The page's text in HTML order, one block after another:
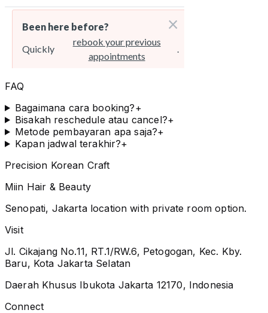
FAQ
Bagaimana cara booking?+
Bisakah reschedule atau cancel?+
Metode pembayaran apa saja?+
Kapan jadwal terakhir?+
Precision Korean Craft
Miin Hair & Beauty
Senopati, Jakarta location with private room option.
Visit
Jl. Cikajang No.11, RT.1/RW.6, Petogogan, Kec. Kby.
Baru, Kota Jakarta Selatan
Daerah Khusus Ibukota Jakarta 12170, Indonesia
Connect